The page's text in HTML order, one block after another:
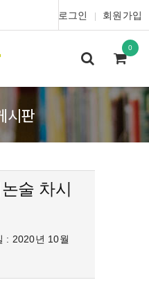
로그인 회원가입
0
시판
술 차시
: 2020년 10월